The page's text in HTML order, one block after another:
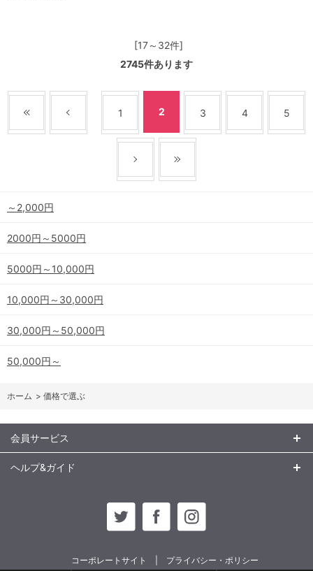
[17～32件]
2745件あります
1 2 3 4 5
～2,000円
2000円～5000円
5000円～10,000円
10,000円～30,000円
30,000円～50,000円
50,000円～
ホーム > 価格で選ぶ
会員サービス
ヘルプ&ガイド
コーポレートサイト
プライバシー・ポリシー